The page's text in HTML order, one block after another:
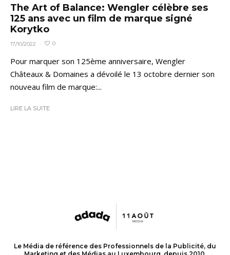
The Art of Balance: Wengler célèbre ses
125 ans avec un film de marque signé
Korytko
17/10/2022 · 0
Pour marquer son 125ème anniversaire, Wengler
Châteaux & Domaines a dévoilé le 13 octobre dernier son
nouveau film de marque:...
LIRE LA SUITE
Le Média de référence des Professionnels de la Publicité, du